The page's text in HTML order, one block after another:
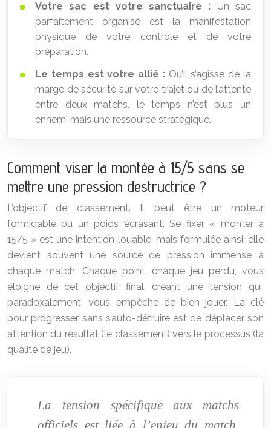
Votre sac est votre sanctuaire : Un sac
parfaitement organisé est la manifestation
physique de votre contrôle et de votre
préparation.
Le temps est votre allié :Qu’il s’agisse de la
marge de sécurité sur votre trajet ou de l’attente
entre deux matchs, le temps n’est plus un
ennemi mais une ressource stratégique.
Comment viser la montée à 15/5 sans se
mettre une pression destructrice ?
L’objectif de classement. Il peut être un moteur
formidable ou un poids écrasant. Se fixer « monter à
15/5 » est une intention louable, mais formulée ainsi, elle
devient souvent une source de pression immense à
chaque match. Chaque point, chaque jeu perdu, vous
éloigne de cet objectif final, créant une tension qui,
paradoxalement, vous empêche de bien jouer. La clé
pour progresser sans s’auto-détruire est de déplacer son
attention du résultat (le classement) vers le processus (la
qualité de jeu).
La tension spécifique aux matchs
officiels est liée à l’enjeu du match,